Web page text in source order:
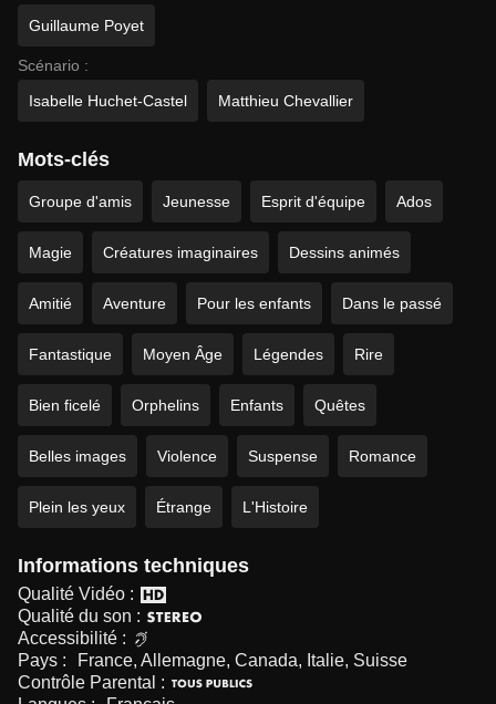
Guillaume Poyet
Scénario :
Isabelle Huchet-Castel
Matthieu Chevallier
Mots-clés
Groupe d'amis Jeunesse Esprit d'équipe Ados
Magie Créatures imaginaires Dessins animés
Amitié Aventure Pour les enfants Dans le passé
Fantastique Moyen Âge Légendes Rire
Bien ficelé Orphelins Enfants Quêtes
Belles images Violence Suspense Romance
Plein les yeux Étrange L'Histoire
Informations techniques
Qualité Vidéo :
Qualité du son :
Accessibilité :
Pays :
France, Allemagne, Canada, Italie, Suisse
Contrôle Parental :